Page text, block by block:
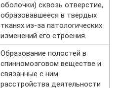
оболочки) сквозь отверстие,
образовавшееся в твердых
тканях из-за патологических
изменений его строения.
Образование полостей в
спинномозговом веществе и
связанные с ним
расстройства деятельности